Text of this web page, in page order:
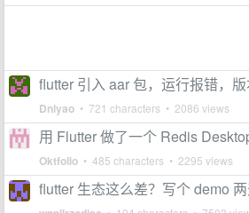
flutter 引入 aar 包，运行报错，
Dnlyao • 721 characters • 2086 views
用 Flutter 做了一个 Redis
Oktfolio • 485 characters • 2295 views
flutter 生态这么差？写个 demo